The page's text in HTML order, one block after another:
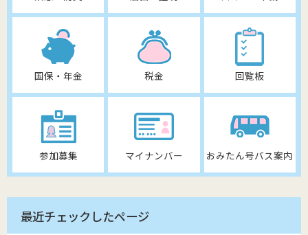
国保・年金 税金 回覧板
参加募集 マイナンバー おみたん号バス案内
最近チェックしたページ